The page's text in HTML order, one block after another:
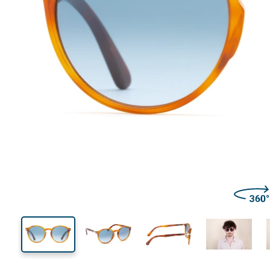
Calibre total dos óculos
43 mm
Comprimento do cristal Calibre do cristal
Calibre
do cristal